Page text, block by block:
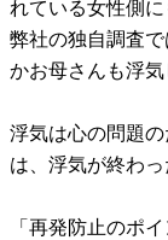
れている女性側
弊社の独自調査
かお母さんも浮気
浮気は心の問題
は、浮気が終わ
「再発防止のポ